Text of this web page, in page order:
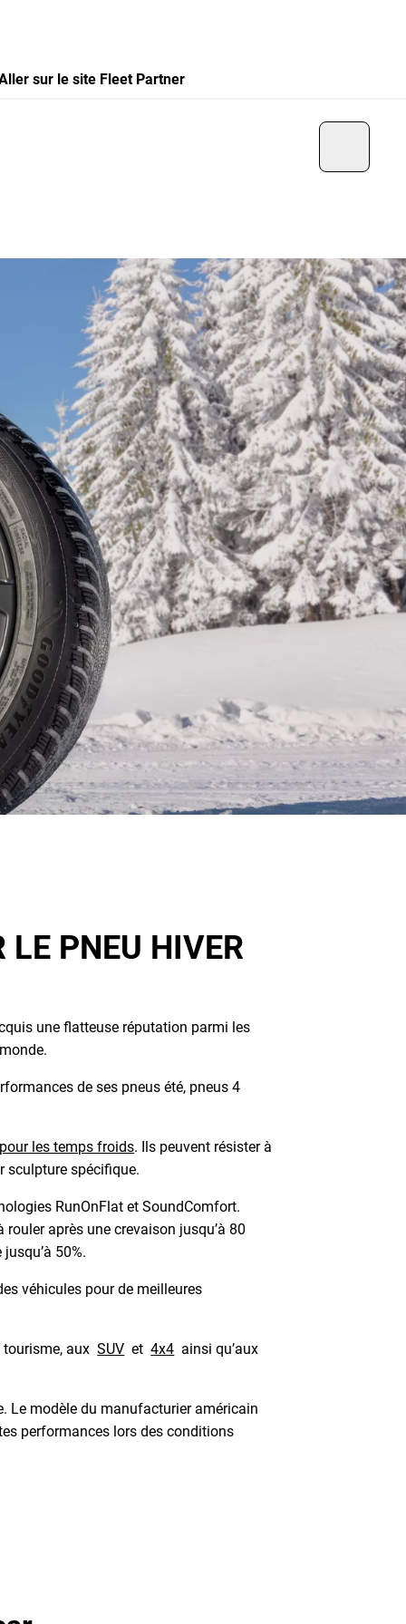
sur le site Fleet Partner
LE PNEU HIVER
une flatteuse réputation parmi les
de ses pneus été, pneus 4
les temps froids. Ils peuvent résister à
sculpture spécifique.
RunOnFlat et SoundComfort.
après une crevaison jusqu’à 80
50%.
véhicules pour de meilleures
tourisme, auxSUV et4x4 ainsi qu’aux
Le modèle du manufacturier américain
performances lors des conditions